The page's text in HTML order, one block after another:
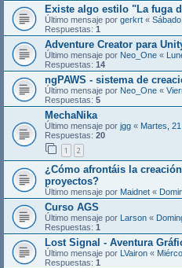
Existe algo estilo "La fuga
Último mensaje por gerkrt «
Respuestas: 1
Adventure Creator para
Último mensaje por Neo_One «
Respuestas: 14
ngPAWS - sistema de
Último mensaje por Neo_One «
Respuestas: 5
MechaNika
Último mensaje por jgg « Martes,
Respuestas: 20
1 2
¿Cómo afrontáis la
proyectos?
Último mensaje por Maidnet «
Curso AGS
Último mensaje por Larson «
Respuestas: 1
Lost Signal - Aventura
Último mensaje por LVairon «
Respuestas: 1